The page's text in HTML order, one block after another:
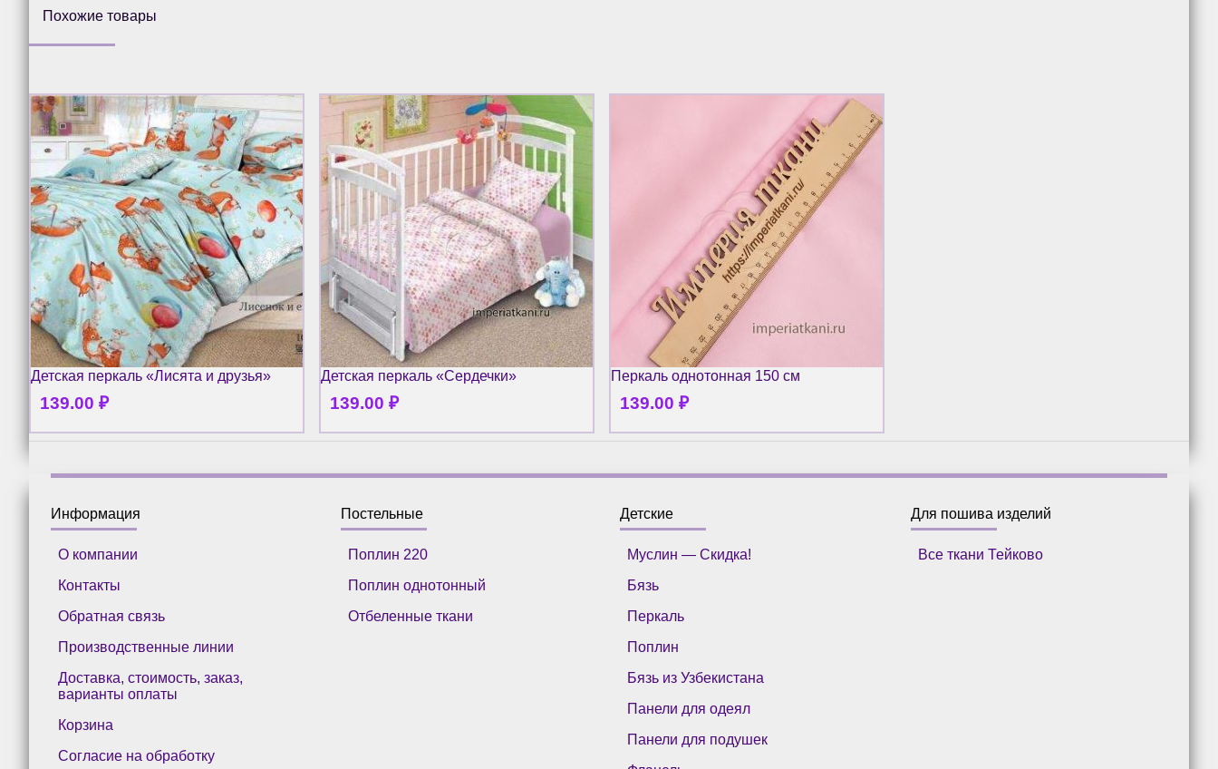
Похожие товары
Детская перкаль «Лисята и друзья»
139.00 ₽
Детская перкаль «Сердечки»
139.00 ₽
Перкаль однотонная 150 см
139.00 ₽
Информация
О компании
Контакты
Обратная связь
Производственные линии
Доставка, стоимость, заказ,
варианты оплаты
Корзина
Согласие на обработку
Постельные
Поплин 220
Поплин однотонный
Отбеленные ткани
Детские
Муслин — Скидка!
Бязь
Перкаль
Поплин
Бязь из Узбекистана
Панели для одеял
Панели для подушек
Для пошива изделий
Все ткани Тейково